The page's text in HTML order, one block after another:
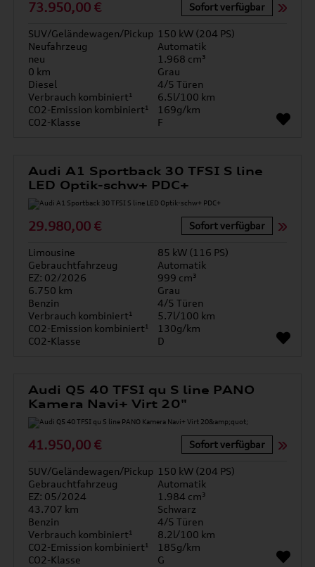
73.950,00 € Sofort verfügbar
SUV/Geländewagen/Pickup 150 kW (204 PS)
Neufahrzeug
Automatik
neu
1.968 cm³
0 km
Grau
Diesel
4/5 Türen
Verbrauch kombiniert¹
6.5l/100 km
CO2-Emission kombiniert¹
169g/km
CO2-Klasse
F
Audi A1 Sportback 30 TFSI S line
LED Optik-schw+ PDC+
29.980,00 € Sofort verfügbar
Limousine
85 kW (116 PS)
Gebrauchtfahrzeug
Automatik
EZ: 02/2026
999 cm³
6.750 km
Grau
Benzin
4/5 Türen
Verbrauch kombiniert¹
5.7l/100 km
CO2-Emission kombiniert¹
130g/km
CO2-Klasse
D
Audi Q5 40 TFSI qu S line PANO
Kamera Navi+ Virt 20"
41.950,00 € Sofort verfügbar
SUV/Geländewagen/Pickup 150 kW (204 PS)
Gebrauchtfahrzeug
Automatik
EZ: 05/2024
1.984 cm³
43.707 km
Schwarz
Benzin
4/5 Türen
Verbrauch kombiniert¹
8.2l/100 km
CO2-Emission kombiniert¹
185g/km
CO2-Klasse
G